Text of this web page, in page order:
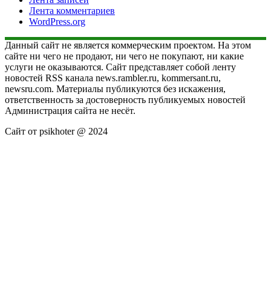
Лента комментариев
WordPress.org
Данный сайт не является коммерческим проектом. На этом
сайте ни чего не продают, ни чего не покупают, ни какие
услуги не оказываются. Сайт представляет собой ленту
новостей RSS канала news.rambler.ru, kommersant.ru,
newsru.com. Материалы публикуются без искажения,
ответственность за достоверность публикуемых новостей
Администрация сайта не несёт.
Сайт от psikhoter @ 2024